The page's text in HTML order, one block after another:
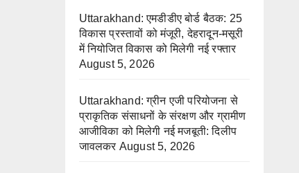
Uttarakhand: एमडीडीए बोर्ड बैठक: 25
विकास प्रस्तावों को मंजूरी, देहरादून-मसूरी
में नियोजित विकास को मिलेगी नई रफ्तार
August 5, 2026
Uttarakhand: ग्रीन एजी परियोजना से
प्राकृतिक संसाधनों के संरक्षण और ग्रामीण
आजीविका को मिलेगी नई मजबूती: दिलीप
जावलकर August 5, 2026